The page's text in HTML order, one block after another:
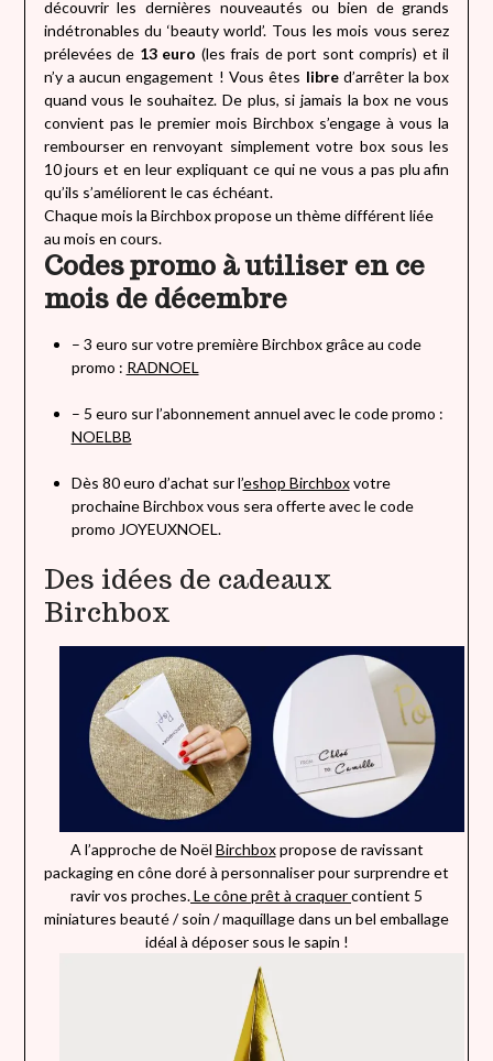
découvrir les dernières nouveautés ou bien de grands
indétronables du ‘beauty world’. Tous les mois vous serez
prélevées de 13 euro (les frais de port sont compris) et il
n’y a aucun engagement ! Vous êtes libred’arrêter la box
quand vous le souhaitez. De plus, si jamais la box ne vous
convient pas le premier mois Birchbox s’engage à vous la
rembourser en renvoyant simplement votre box sous les
10 jours et en leur expliquant ce qui ne vous a pas plu afin
qu’ils s’améliorent le cas échéant.
Chaque mois la Birchbox propose un thème différent liée
au mois en cours.
Codes promo à utiliser en ce
mois de décembre
– 3 euro sur votre première Birchbox grâce au code
promo : RADNOEL
– 5 euro sur l’abonnement annuel avec le code promo :
NOELBB
Dès 80 euro d’achat sur l’eshop Birchboxvotre
prochaine Birchbox vous sera offerte avec le code
promo JOYEUXNOEL.
Des idées de cadeaux
Birchbox
A l’approche de Noël Birchboxpropose de ravissant
packaging en cône doré à personnaliser pour surprendre et
ravir vos proches.Le cône prêt à craquercontient 5
miniatures beauté / soin / maquillage dans un bel emballage
idéal à déposer sous le sapin !